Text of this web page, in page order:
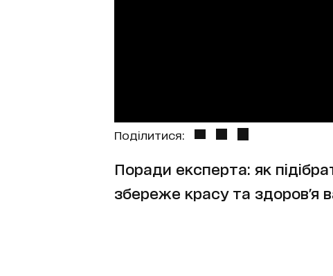
Поділитися:
Поради експерта: як
збереже красу та здоров'я